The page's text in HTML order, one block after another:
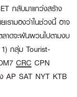
กลับมาแกว่งสร้าง
รามองว่าในช่วงนี้ อาจ
ลาดจะผันผวนไปตามงบ
1) กลุ่ม Tourist-
CRC CPN
AP SAT NYT KTB